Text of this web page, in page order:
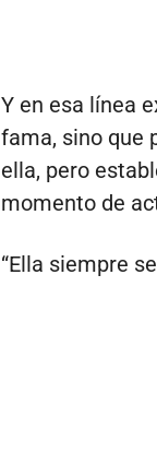
Y en esa línea
fama, sino que
ella, pero
momento de
“Ella siempre